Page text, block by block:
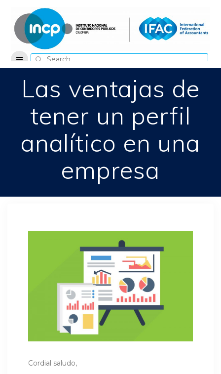
content
Search
for:
Las ventajas de
tener un perfil
analítico en una
empresa
Cordial saludo,